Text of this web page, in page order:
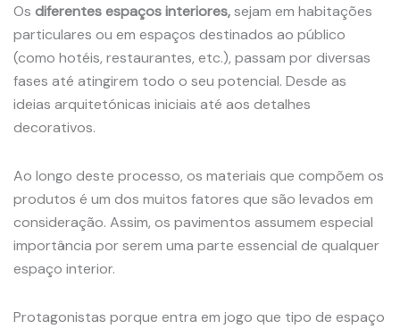
Os diferentes espaços interiores,sejam em habitações
particulares ou em espaços destinados ao público
(como hotéis, restaurantes, etc.), passam por diversas
fases até atingirem todo o seu potencial. Desde as
ideias arquitetónicas iniciais até aos detalhes
decorativos.
Ao longo deste processo, os materiais que compõem os
produtos é um dos muitos fatores que são levados em
consideração. Assim, os pavimentos assumem especial
importância por serem uma parte essencial de qualquer
espaço interior.
Protagonistas porque entra em jogo que tipo de espaço